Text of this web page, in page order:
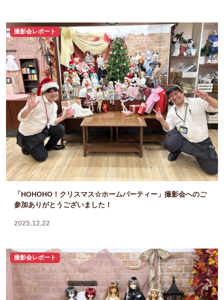
撮影会レポート
「HOHOHO！クリスマス☆ホームパーティー」撮影会へのご
参加ありがとうございました！
2025.12.22
撮影会レポート